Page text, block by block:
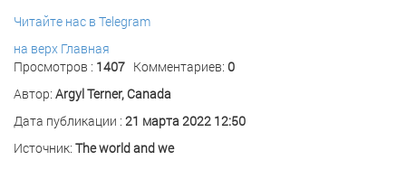
Читайте нас в Telegram
на верх Главная
Просмотров : 1407 Комментариев: 0
Автор: Argyl Terner, Canada
Дата публикации : 21 марта 2022 12:50
Источник: The world and we